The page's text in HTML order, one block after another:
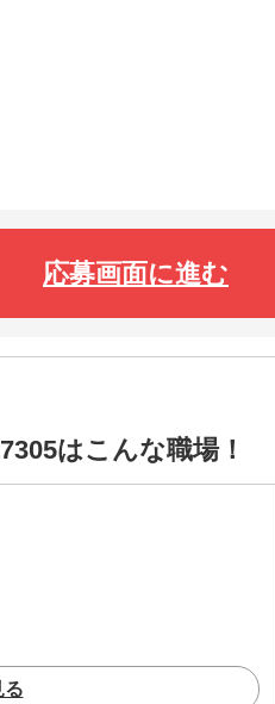
応募画面に進む
はこんな職場！
る